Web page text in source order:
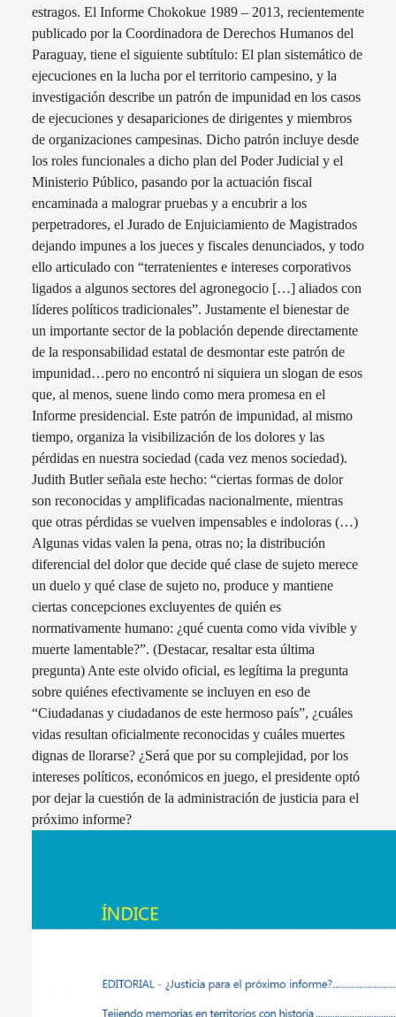
estragos. El Informe Chokokue 1989 – 2013, recientemente
publicado por la Coordinadora de Derechos Humanos del
Paraguay, tiene el siguiente subtítulo: El plan sistemático de
ejecuciones en la lucha por el territorio campesino, y la
investigación describe un patrón de impunidad en los casos
de ejecuciones y desapariciones de dirigentes y miembros
de organizaciones campesinas. Dicho patrón incluye desde
los roles funcionales a dicho plan del Poder Judicial y el
Ministerio Público, pasando por la actuación fiscal
encaminada a malograr pruebas y a encubrir a los
perpetradores, el Jurado de Enjuiciamiento de Magistrados
dejando impunes a los jueces y fiscales denunciados, y todo
ello articulado con “terratenientes e intereses corporativos
ligados a algunos sectores del agronegocio […] aliados con
líderes políticos tradicionales”. Justamente el bienestar de
un importante sector de la población depende directamente
de la responsabilidad estatal de desmontar este patrón de
impunidad…pero no encontró ni siquiera un slogan de esos
que, al menos, suene lindo como mera promesa en el
Informe presidencial. Este patrón de impunidad, al mismo
tiempo, organiza la visibilización de los dolores y las
pérdidas en nuestra sociedad (cada vez menos sociedad).
Judith Butler señala este hecho: “ciertas formas de dolor
son reconocidas y amplificadas nacionalmente, mientras
que otras pérdidas se vuelven impensables e indoloras (…)
Algunas vidas valen la pena, otras no; la distribución
diferencial del dolor que decide qué clase de sujeto merece
un duelo y qué clase de sujeto no, produce y mantiene
ciertas concepciones excluyentes de quién es
normativamente humano: ¿qué cuenta como vida vivible y
muerte lamentable?”. (Destacar, resaltar esta última
pregunta) Ante este olvido oficial, es legítima la pregunta
sobre quiénes efectivamente se incluyen en eso de
“Ciudadanas y ciudadanos de este hermoso país”, ¿cuáles
vidas resultan oficialmente reconocidas y cuáles muertes
dignas de llorarse? ¿Será que por su complejidad, por los
intereses políticos, económicos en juego, el presidente optó
por dejar la cuestión de la administración de justicia para el
próximo informe?